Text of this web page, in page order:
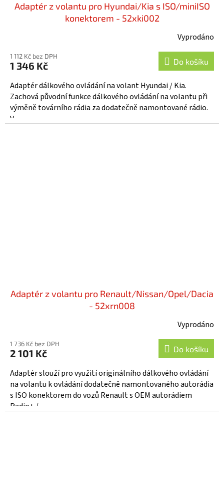
Adaptér z volantu pro Hyundai/Kia s ISO/miniISO
konektorem - 52xki002
Vyprodáno
1 112 Kč bez DPH
1 346 Kč Do košíku
Adaptér dálkového ovládání na volant Hyundai / Kia.
Zachová původní funkce dálkového ovládání na volantu při
výměně továrního rádia za dodatečně namontované rádio.
V...
Adaptér z volantu pro Renault/Nissan/Opel/Dacia
- 52xrn008
Vyprodáno
1 736 Kč bez DPH
2 101 Kč Do košíku
Adaptér slouží pro využití originálního dálkového ovládání
na volantu k ovládání dodatečně namontovaného autorádia
s ISO konektorem do vozů Renault s OEM autorádiem
Radio+ /...